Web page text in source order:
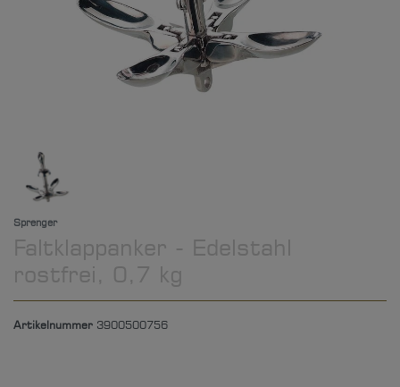
Sprenger
Faltklappanker - Edelstahl
rostfrei, 0,7 kg
Artikelnummer 3900500756